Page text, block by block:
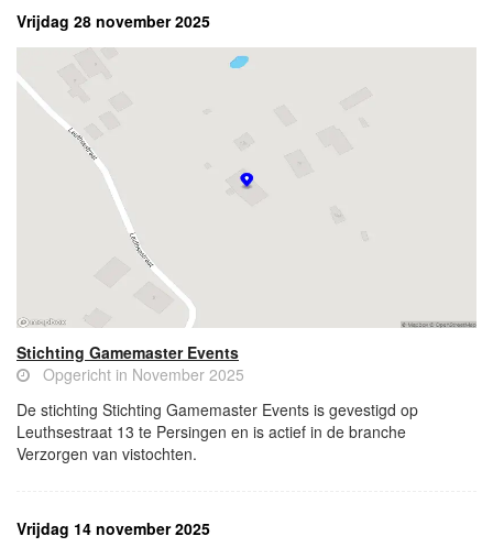
Vrijdag 28 november 2025
Stichting Gamemaster Events
Opgericht in November 2025
De stichting Stichting Gamemaster Events is gevestigd op
Leuthsestraat 13 te Persingen en is actief in de branche
Verzorgen van vistochten.
Vrijdag 14 november 2025